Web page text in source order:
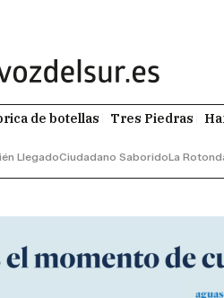
de botellas Tres Piedras
LlegadoCiudadano SaboridoLa